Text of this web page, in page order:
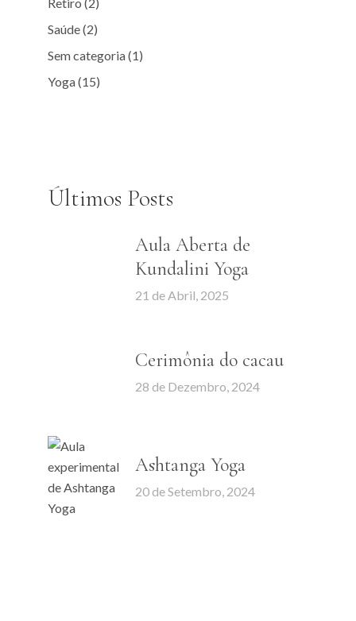
Saúde(2)
Sem categoria(1)
Yoga(15)
Últimos Posts
Aula Aberta de
Kundalini Yoga
21 de Abril, 2025
Cerimônia do cacau
28 de Dezembro, 2024
Ashtanga Yoga
20 de Setembro, 2024